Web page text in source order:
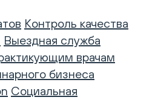
Контроль качества
Выездная служба
врачам
бизнеса
Социальная